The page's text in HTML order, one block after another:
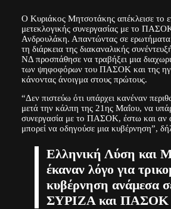
Ο Κυριάκος Μητσοτάκης απέκλεισε το
μετεκλογικής συνεργασίας με το
Ανδρουλάκη. Απαντώντας σε
τη διάρκεια της διακαναλικής
ΝΔ προσπάθησε να τραβήξει μια
των ψηφοφόρων του ΠΑΣΟΚ και της
κάνοντας άνοιγμα στους πρώτους.
“Δεν πιστεύω ότι υπάρχει κανέναν
μετά την κάλπη της 21ης Μαΐου, να
συνεργασία με το ΠΑΣΟΚ, έστω και αν
μπορεί να οδηγούσε μια κυβέρνηση”,
Ελληνική Λύση και
έκαναν λόγο για
κυβέρνηση ανάμεσα
ΣΥΡΙΖΑ και ΠΑΣΟΚ